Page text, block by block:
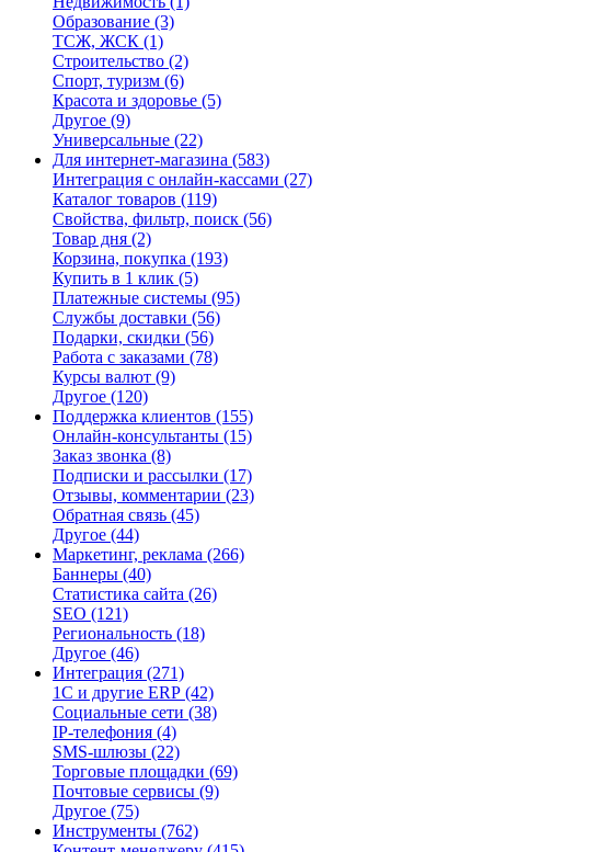
Образование (3)
ТСЖ, ЖСК (1)
Строительство (2)
Спорт, туризм (6)
Красота и здоровье (5)
Другое (9)
Универсальные (22)
Для интернет-магазина (583)
Интеграция с онлайн-кассами (27)
Каталог товаров (119)
Свойства, фильтр, поиск (56)
Товар дня (2)
Корзина, покупка (193)
Купить в 1 клик (5)
Платежные системы (95)
Службы доставки (56)
Подарки, скидки (56)
Работа с заказами (78)
Курсы валют (9)
Другое (120)
Поддержка клиентов (155)
Онлайн-консультанты (15)
Заказ звонка (8)
Подписки и рассылки (17)
Отзывы, комментарии (23)
Обратная связь (45)
Другое (44)
Маркетинг, реклама (266)
Баннеры (40)
Статистика сайта (26)
SEO (121)
Региональность (18)
Другое (46)
Интеграция (271)
1С и другие ERP (42)
Социальные сети (38)
IP-телефония (4)
SMS-шлюзы (22)
Торговые площадки (69)
Почтовые сервисы (9)
Другое (75)
Инструменты (762)